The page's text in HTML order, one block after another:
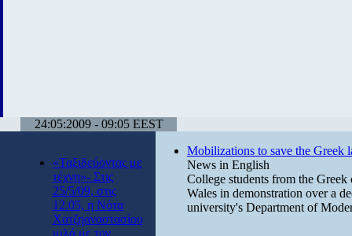
24:05:2009 - 09:05 EEST
«Ταξιδεύοντας με
τέχνη»- Στις
25/5/09, στις
12.05, η Νότα
Χατζηαναστασίου
μιλά με τον
Mobilizations to save the Greek
News in English
College students from the
Wales in demonstration over a
university's Department of